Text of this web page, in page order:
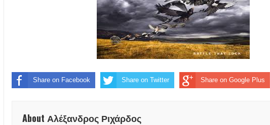
Share on Facebook Share on Twitter Share on Google Plus
About Αλέξανδρος Ριχάρδος